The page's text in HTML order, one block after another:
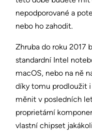
nepodporované a
nebo ho zahodit.
Zhruba do roku 2017
standardní Intel
macOS, nebo na ně
díky tomu prodloužit
měnit v posledních
proprietární
vlastní chipset